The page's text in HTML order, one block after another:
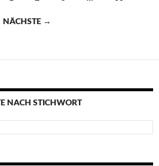
NÄCHSTE →
NACH STICHWORT